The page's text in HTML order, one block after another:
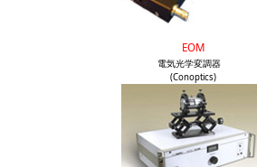
EOM
電気光学変調器
(Conoptics)